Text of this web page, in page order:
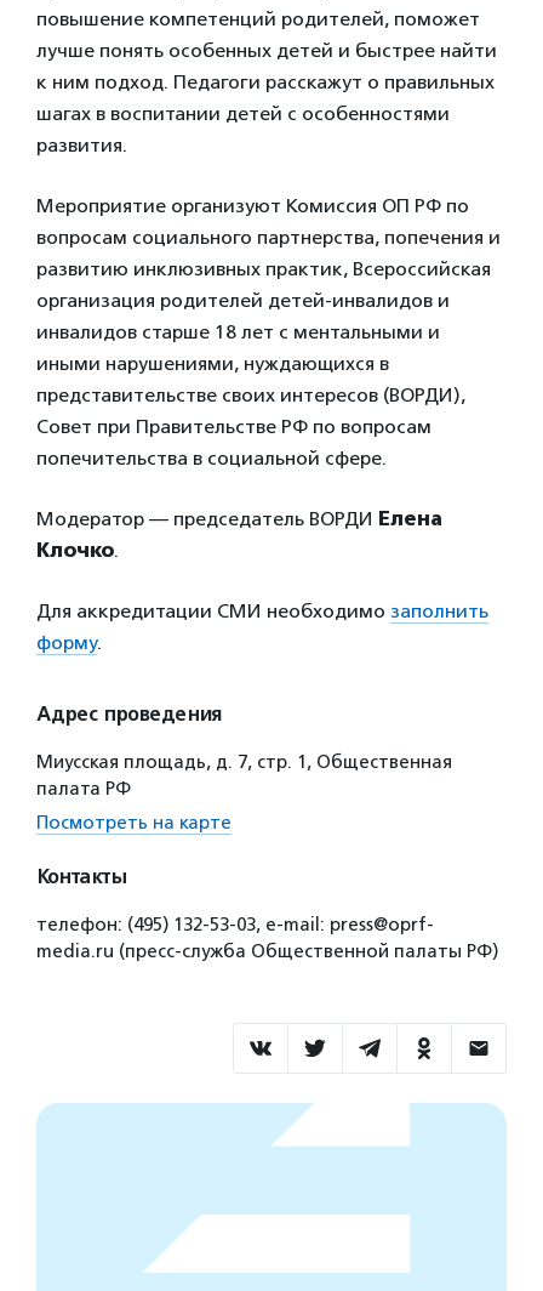
повышение компетенций родителей, поможет
лучше понять особенных детей и быстрее найти
к ним подход. Педагоги расскажут о правильных
шагах в воспитании детей с особенностями
развития.
Мероприятие организуют Комиссия ОП РФ по
вопросам социального партнерства, попечения и
развитию инклюзивных практик, Всероссийская
организация родителей детей-инвалидов и
инвалидов старше 18 лет с ментальными и
иными нарушениями, нуждающихся в
представительстве своих интересов (ВОРДИ),
Совет при Правительстве РФ по вопросам
попечительства в социальной сфере.
Модератор — председатель ВОРДИ Елена
Клочко.
Для аккредитации СМИ необходимо заполнить
форму.
Адрес проведения
Миусская площадь, д. 7, стр. 1, Общественная
палата РФ
Посмотреть на карте
Контакты
телефон: (495) 132-53-03, e-mail: press@oprf-
media.ru (пресс-служба Общественной палаты РФ)